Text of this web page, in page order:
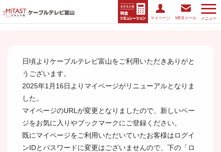
メニュー
マイページ WEBメール
日頃よりケーブルテレビ富山をご利用いただきありがと
うございます。
2025年1月16日よりマイページがリニューアルとなりま
した。
マイページのURLが変更となりましたので、新しいペー
ジをお気に入りやブックマークにご登録ください。
既にマイページをご利用いただいていたお客様はログイ
ンIDとパスワードに変更はございませんので、 下の「ロ